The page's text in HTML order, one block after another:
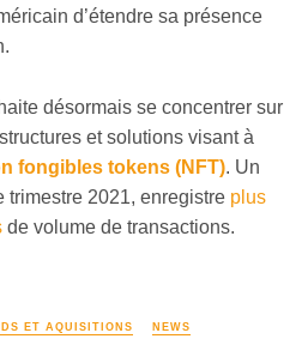
d’étendre sa présence
désormais se concentrer sur
et solutions visant à
fongibles tokens (NFT). Un
trimestre 2021, enregistre plus
de volume de transactions.
ET AQUISITIONS NEWS